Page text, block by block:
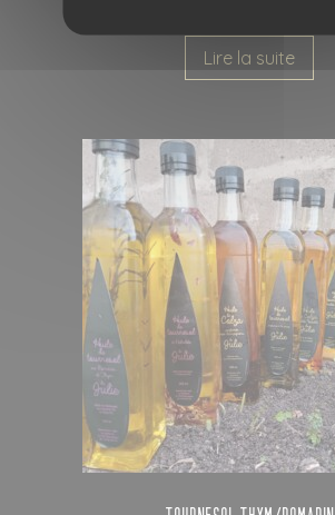
Lire la suite